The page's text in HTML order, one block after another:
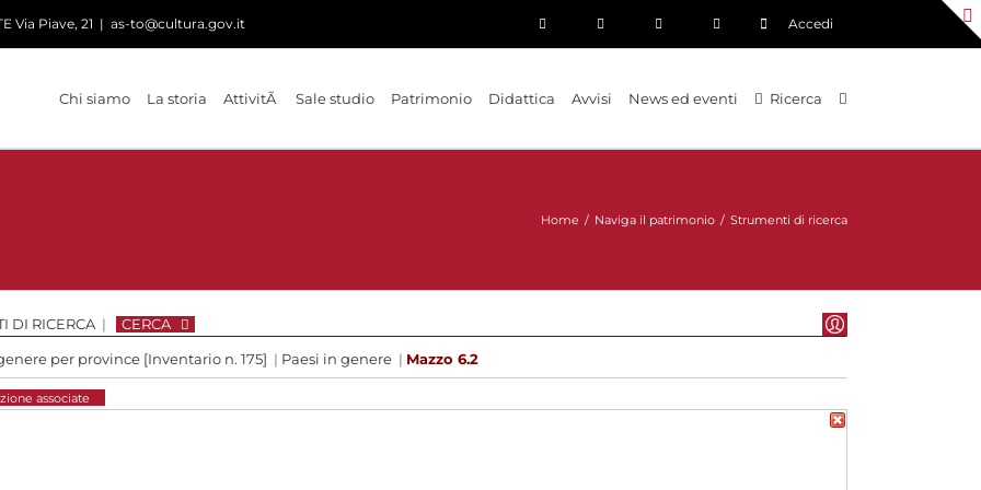
Via Piave, 21 | as-to@cultura.gov.it Accedi
Chi siamo La storia AttivitÃ Sale studio Patrimonio Didattica Avvisi News ed eventi Ricerca
Home / Naviga il patrimonio / Strumenti di ricerca
DI RICERCA | CERCA
per province [Inventario n. 175] | Paesi in genere | Mazzo 6.2
associate